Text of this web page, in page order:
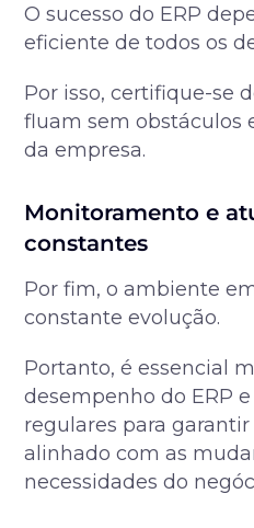
O sucesso do ERP
eficiente de todos os
Por isso, certifique-se
fluam sem obstáculos
da empresa.
Monitoramento e
constantes
Por fim, o ambiente
constante evolução.
Portanto, é essencial
desempenho do ERP
regulares para
alinhado com as
necessidades do